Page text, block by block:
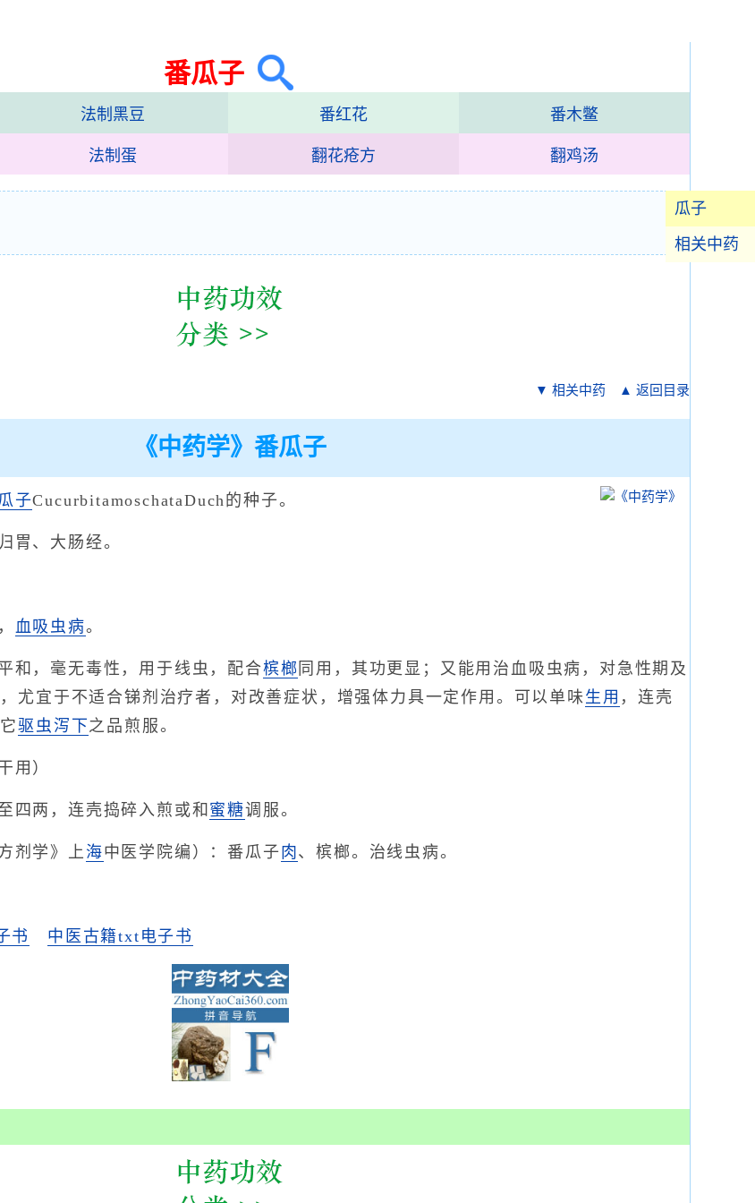
番瓜子
法制黑豆 番红花 番木鳖
法制蛋 翻花疮方 翻鸡汤
瓜子
相关中药
▼ 相关中药 ▲ 返回目录
《中药学》番瓜子
子CucurbitamoschataDuch的种子。
胃、大肠经。
血吸虫病。
和，毫无毒性，用于线虫，配合槟榔 同用，其功更显；又能用治血吸虫病，对急性期及
尤宜于不适合锑剂治疗者，对改善症状，增强体力具一定作用。可以单味 生用 ，连壳
驱虫泻下 之品煎服。
用）
四两，连壳捣碎入煎或和 蜜糖调服。
剂学》上 海中医学院编）：番瓜子 肉 、槟榔。治线虫病。
书 中医古籍txt电子书